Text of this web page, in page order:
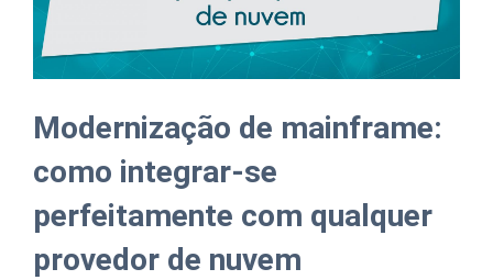
Modernização de mainframe:
como integrar-se
perfeitamente com qualquer
provedor de nuvem